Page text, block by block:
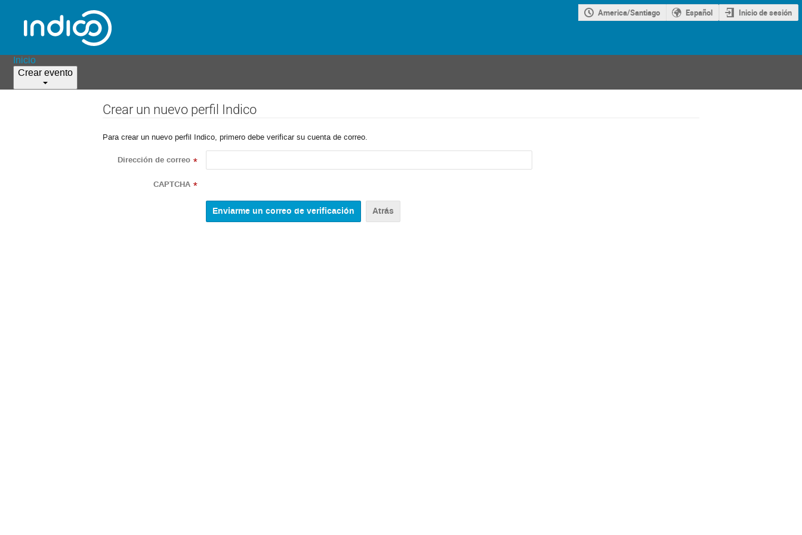
America/Santiago Español Inicio de sesión
Inicio
Crear evento
Crear un nuevo perfil Indico
Para crear un nuevo perfil Indico, primero debe verificar su cuenta de correo.
Dirección de correo *
CAPTCHA *
Atrás